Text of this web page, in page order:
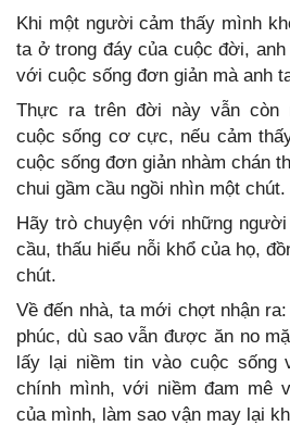
Khi một người cảm thấy mình
ta ở trong đáy của cuộc đời, anh
với cuộc sống đơn giản mà anh
Thực ra trên đời này vẫn còn
cuộc sống cơ cực, nếu cảm
cuộc sống đơn giản nhàm chán
chui gầm cầu ngồi nhìn một chút.
Hãy trò chuyện với những
cầu, thấu hiểu nỗi khổ của họ,
chút.
Về đến nhà, ta mới chợt nhận
phúc, dù sao vẫn được ăn no
lấy lại niềm tin vào cuộc sống
chính mình, với niềm đam mê
của mình, làm sao vận may lại